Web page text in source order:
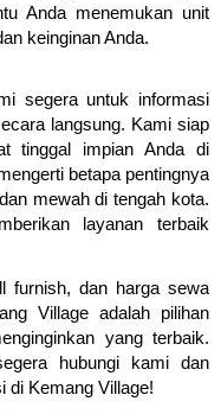
Anda menemukan unit
keinginan Anda.
segera untuk informasi
langsung. Kami siap
tinggal impian Anda di
betapa pentingnya
mewah di tengah kota.
layanan terbaik
furnish, dan harga sewa
Village adalah pilihan
yang terbaik.
hubungi kami dan
di Kemang Village!